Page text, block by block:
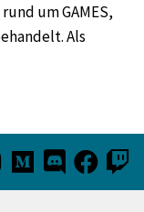
um GAMES,
Als